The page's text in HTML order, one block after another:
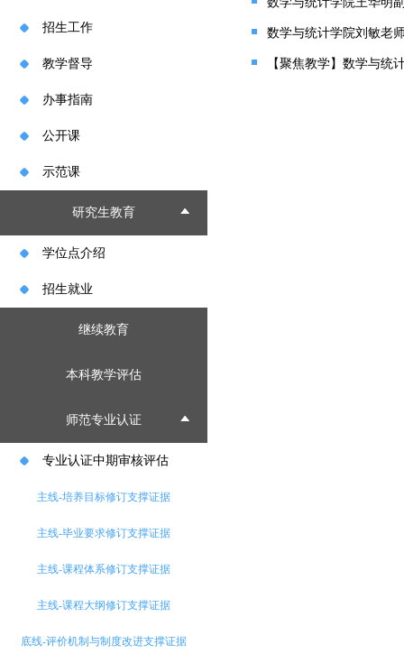
招生工作
教学督导
办事指南
公开课
示范课
研究生教育
学位点介绍
招生就业
继续教育
本科教学评估
师范专业认证
专业认证中期审核评估
主线-培养目标修订支撑证据
主线-毕业要求修订支撑证据
主线-课程体系修订支撑证据
主线-课程大纲修订支撑证据
底线-评价机制与制度改进支撑证据
数学与统计学院刘敏老